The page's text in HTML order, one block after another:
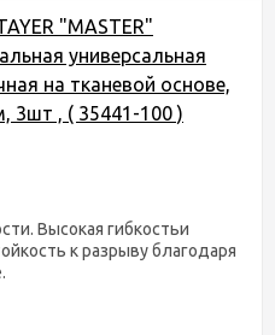
"MASTER"
универсальная
на тканевой основе,
3шт , ( 35441-100 )
Высокая гибкостьи
к разрыву благодаря